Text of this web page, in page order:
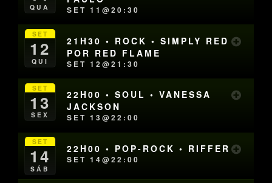
QUA SET 11@20:30
SET
12
QUI
21H30 • ROCK • SIMPLY RED
POR RED FLAME
SET 12@21:30
SET
13
SEX
22H00 • SOUL • VANESSA
JACKSON
SET 13@22:00
SET
14
SÁB
22H00 • POP-ROCK • RIFFER
SET 14@22:00